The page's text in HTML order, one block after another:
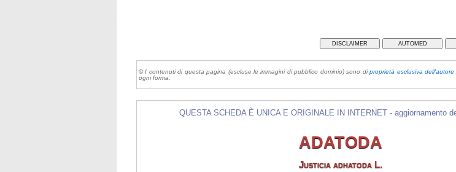
DISCLAIMER AUTOMED
© I contenuti di questa pagina (escluse le immagini di pubblico dominio) sono diproprietà esclusiva dell'autore
ogni forma.
QUESTA SCHEDA È UNICA E ORIGINALE IN INTERNET - aggiornamento
ADATODA
Justicia adhatoda L.